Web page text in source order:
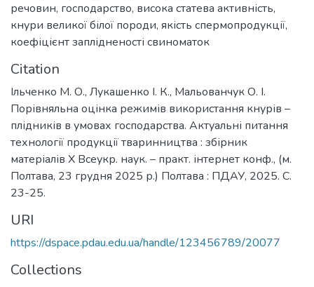
речовин, господарство, висока статева активність,
кнури великої білої породи, якість спермопродукції,
коефіцієнт заплідненості свиноматок
Citation
Ільченко М. О., Лукашенко І. К., Мальованчук О. І.
Порівняльна оцінка режимів використання кнурів –
плідників в умовах господарства. Актуальні питання
технології продукції тваринництва : збірник
матеріалів Х Всеукр. наук. – практ. інтернет конф., (м.
Полтава, 23 грудня 2025 р.) Полтава : ПДАУ, 2025. С.
23-25.
URI
https://dspace.pdau.edu.ua/handle/123456789/20077
Collections